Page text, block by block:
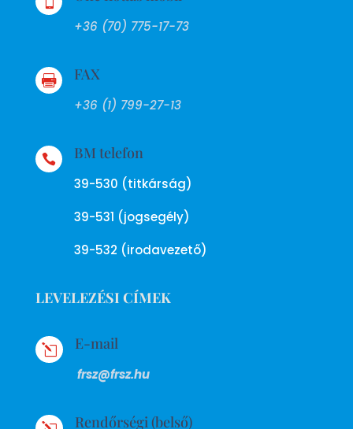
+36 (70) 775-17-73
 FAX
+36 (1) 799-27-13
 BM telefon
39-530 (titkárság)
39-531 (jogsegély)
39-532 (irodavezető)
LEVELEZÉSI CÍMEK
l E-mail
frsz@frsz.hu
Rendőrségi (belső)